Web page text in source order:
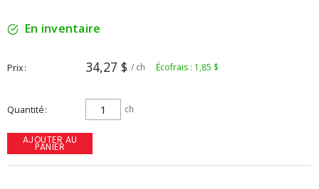
En inventaire
Prix 34,27 $ / ch Écofrais : 1,85 $
Quantité ch
AJOUTER AU
PANIER